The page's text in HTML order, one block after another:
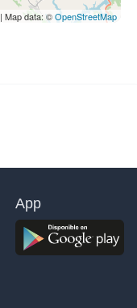
| Map data: ©OpenStreetMap
App